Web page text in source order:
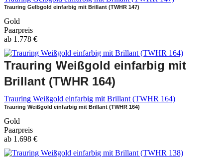
Trauring Gelbgold einfarbig mit Brillant (TWHR 147)
Gold
Paarpreis
ab 1.778 €
Trauring Weißgold einfarbig mit
Brillant (TWHR 164)
Trauring Weißgold einfarbig mit Brillant (TWHR 164)
Trauring Weißgold einfarbig mit Brillant (TWHR 164)
Gold
Paarpreis
ab 1.698 €